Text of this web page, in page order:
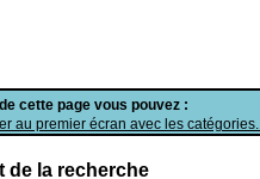
cette page vous pouvez :
au premier écran avec les catégories...
de la recherche